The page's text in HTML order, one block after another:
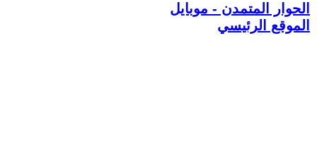
الحوار المتمدن - موبايل
الموقع الرئيسي